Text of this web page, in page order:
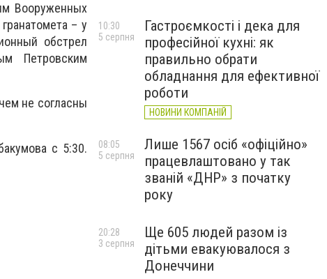
Вооруженных
– у
обстрел
Петровским
не согласны
с 5:30.
Гастроємкості і дека для
професійної кухні: як
правильно обрати
обладнання для ефективної
роботи
НОВИНИ КОМПАНІЙ
10:30
5 серпня
Лише 1567 осіб «офіційно»
працевлаштовано у так
званій «ДНР» з початку
року
08:05
5 серпня
Ще 605 людей разом із
дітьми евакуювалося з
Донеччини
20:28
3 серпня